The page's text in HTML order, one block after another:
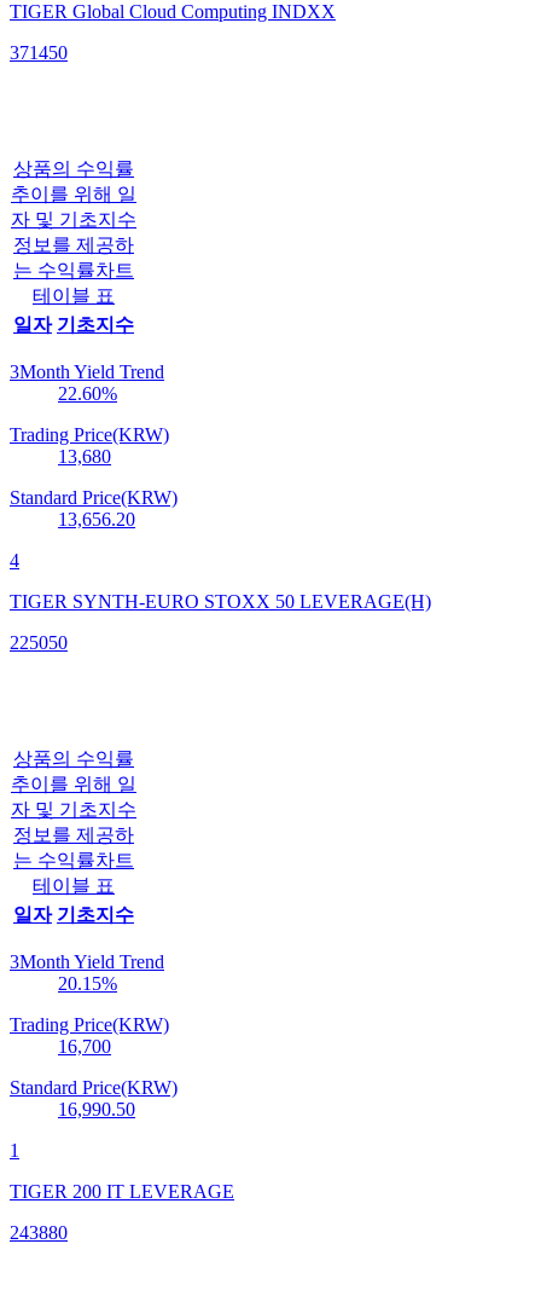
TIGER Global Cloud Computing INDXX
371450
상품의 수익률
추이를 위해 일
자 및 기초지수
정보를 제공하
는 수익률차트
테이블 표
일자 기초지수
3Month Yield Trend
22.60%
Trading Price(KRW)
13,680
Standard Price(KRW)
13,656.20
4
TIGER SYNTH-EURO STOXX 50 LEVERAGE(H)
225050
상품의 수익률
추이를 위해 일
자 및 기초지수
정보를 제공하
는 수익률차트
테이블 표
일자 기초지수
3Month Yield Trend
20.15%
Trading Price(KRW)
16,700
Standard Price(KRW)
16,990.50
1
TIGER 200 IT LEVERAGE
243880